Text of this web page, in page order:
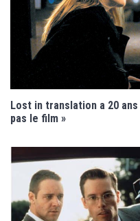
Lost in translation a 20
pas le film »